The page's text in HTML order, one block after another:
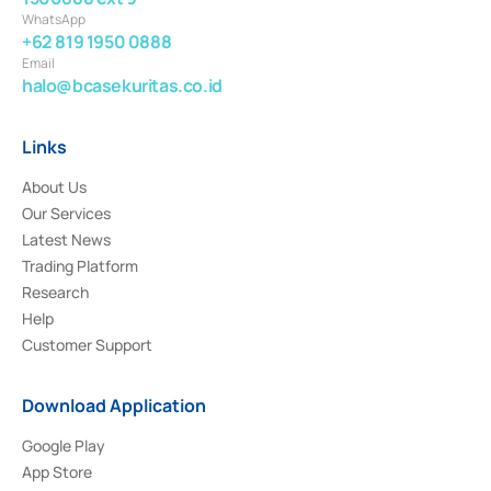
WhatsApp
+62 819 1950 0888
Email
halo@bcasekuritas.co.id
Links
About Us
Our Services
Latest News
Trading Platform
Research
Help
Customer Support
Download Application
Google Play
App Store